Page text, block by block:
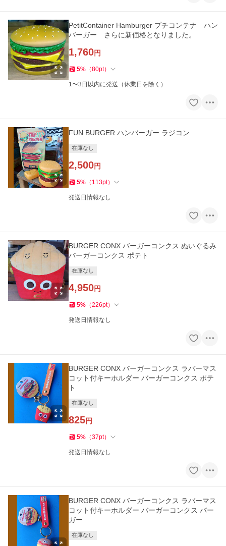
PetitContainer Hamburger プチコンテナ ハン
バーガー さらに新価格となりました。
1,760円
5% （80pt）
1〜3日以内に発送（休業日を除く）
FUN BURGER ハンバーガー ラジコン
在庫なし
2,500円
5% （ 113pt）
発送日情報なし
BURGER CONX バーガーコンクス ぬいぐるみ
バーガーコンクス ポテト
在庫なし
4,950円
5% （226pt）
発送日情報なし
BURGER CONX バーガーコンクス ラバーマス
コット付キーホルダー バーガーコンクス ポテ
ト
在庫なし
825円
5% （37pt）
発送日情報なし
BURGER CONX バーガーコンクス ラバーマス
コット付キーホルダー バーガーコンクス バー
ガー
在庫なし